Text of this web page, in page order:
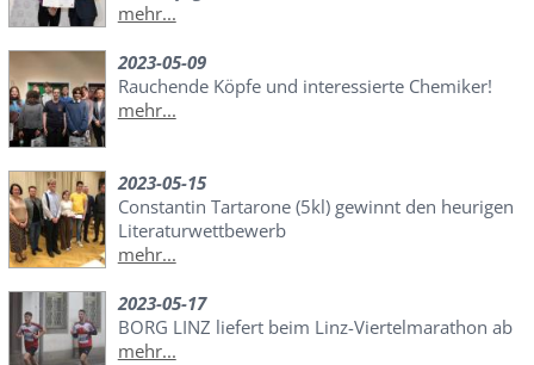
mehr...
2023-05-09
Rauchende Köpfe und interessierte Chemiker!
mehr...
2023-05-15
Constantin Tartarone (5kl) gewinnt den heurigen
Literaturwettbewerb
mehr...
2023-05-17
BORG LINZ liefert beim Linz-Viertelmarathon ab
mehr...